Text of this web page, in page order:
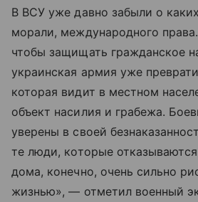
В ВСУ уже давно забыли о
морали, международного
чтобы защищать гражданское
украинская армия уже
которая видит в местном
объект насилия и грабежа.
уверены в своей
те люди, которые
дома, конечно, очень сильно
жизнью», — отметил военный